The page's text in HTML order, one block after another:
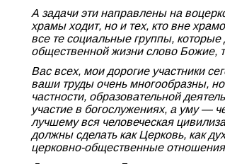
А задачи эти направлены на
храмы ходит, но и тех, кто вне
все те социальные группы, которые
общественной жизни слово Божие,
Вас всех, мои дорогие участники
ваши труды очень многообразны,
частности, образовательной
участие в богослужениях, а уму —
лучшему вся человеческая
должны сделать как Церковь, как
церковно-общественные